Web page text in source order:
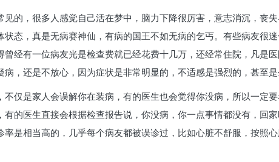
的，很多人感觉自己活在梦中，脑力下降很厉害，意志消沉，丧
状态，真是无病赛神仙，有病的国王不如无病的乞丐。有些病友很
经有一位病友光是检查费就已经花费十几万，还经常住院，凡是
，还是不放心，因为症状是非常明显的，不适感是强烈的，甚至是
仅是家人会误解你在装病，有的医生也会觉得你没病，所以一定
的医生直接会根据检查报告说，你没病，你一点事情都没有，回
是相当高的，几乎每个病友都被误诊过，比如心脏不舒服，按照